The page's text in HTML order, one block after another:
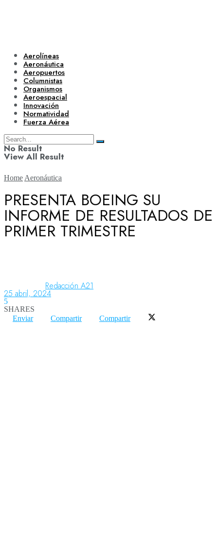
Aerolíneas
Aeronáutica
Aeropuertos
Columnistas
Organismos
Aeroespacial
Innovación
Normatividad
Fuerza Aérea
No Result
View All Result
Aerolíneas
Aeropuertos
Columnistas
Home Aeronáutica
PRESENTA BOEING SU
INFORME DE RESULTADOS DE
PRIMER TRIMESTRE
Redacción A21
25 abril, 2024
5
SHARES
Enviar
Compartir Compartir